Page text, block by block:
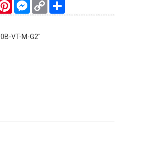
PinterestMessenger
Copy
Link
VT-M-G2''